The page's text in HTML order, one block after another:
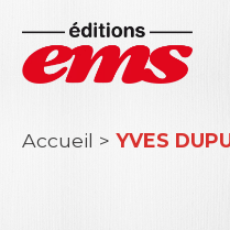
Accueil > YVES